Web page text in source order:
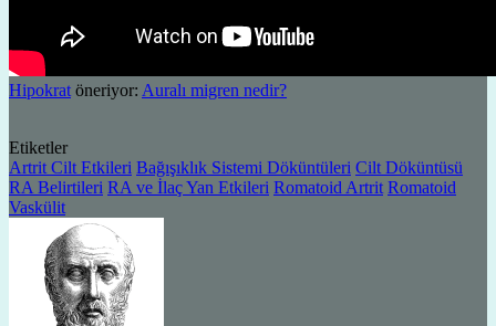
Hipokrat öneriyor: Auralı migren nedir?
Etiketler
Artrit Cilt Etkileri Bağışıklık Sistemi Döküntüleri Cilt Döküntüsü
RA Belirtileri RA ve İlaç Yan Etkileri Romatoid Artrit Romatoid
Vaskülit